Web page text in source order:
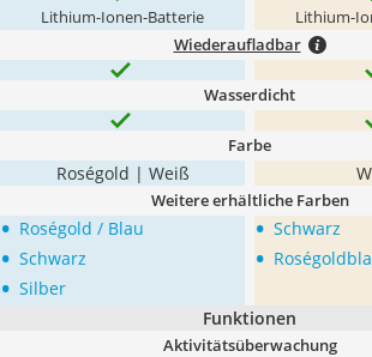
Lithium-Ionen-Batterie Lithium-
Wiederaufladbar
Wasserdicht
Farbe
Roségold | Weiß
Weitere erhältliche Farben
• Roségold / Blau
• Schwarz
• Silber
• Schwarz
•
Funktionen
Aktivitätsüberwachung